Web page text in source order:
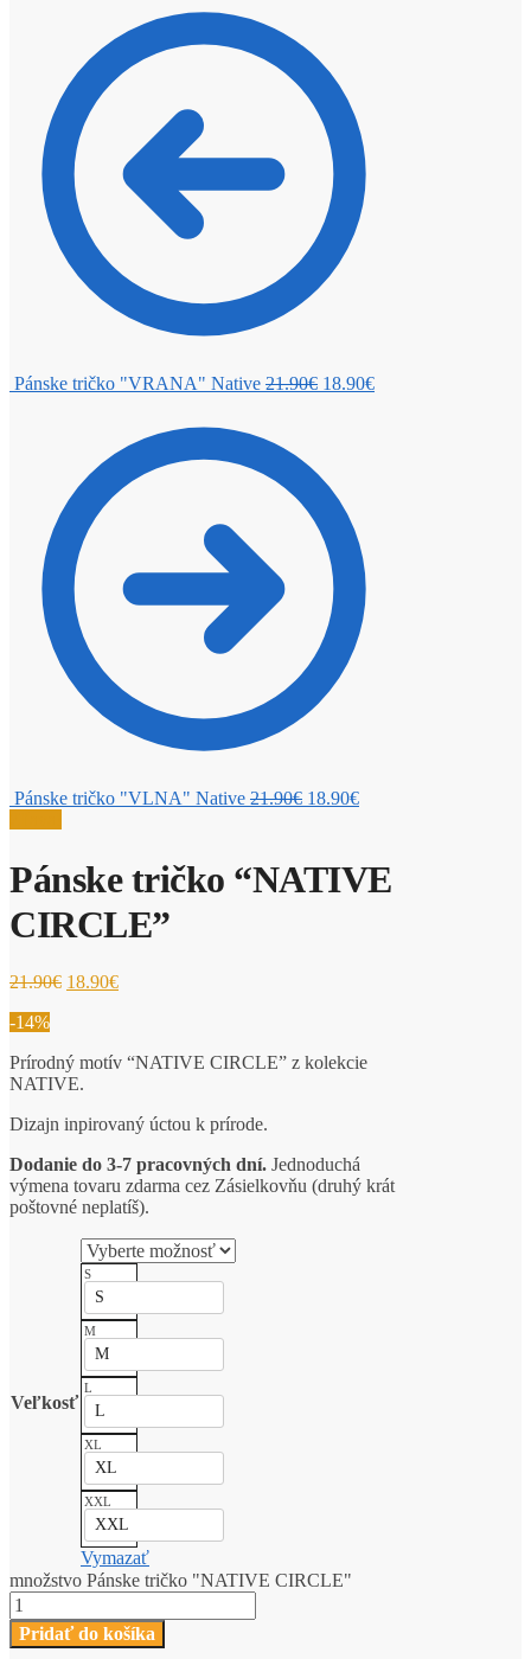
Pánske tričko "VRANA" Native 21.90€ 18.90€
Pánske tričko "VLNA" Native 21.90€ 18.90€
Pánske tričko “NATIVE
CIRCLE”
21.90€ 18.90€
-14%
Prírodný motív “NATIVE CIRCLE” z kolekcie
NATIVE.
Dizajn inpirovaný úctou k prírode.
Dodanie do 3-7 pracovných dní. Jednoduchá
výmena tovaru zdarma cez Zásielkovňu (druhý krát
poštovné neplatíš).
Veľkosť
S
S
M
M
L
L
XL
XL
XXL
XXL
Vymazať
množstvo Pánske tričko "NATIVE CIRCLE"
Pridať do košíka